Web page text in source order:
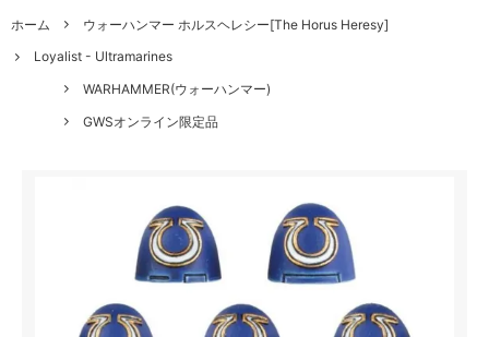
ホーム
ウォーハンマー ホルスヘレシー[The Horus Heresy]
Loyalist - Ultramarines
WARHAMMER(ウォーハンマー)
GWSオンライン限定品